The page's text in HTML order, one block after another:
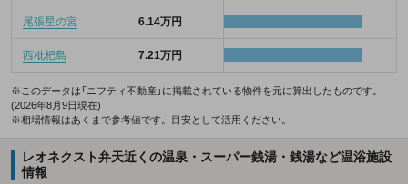
尾張星の宮 6.14万円
西枇杷島 7.21万円
※このデータは「ニフティ不動産」に掲載されている物件を元に算出したものです。
(2026年8月9日現在)
※相場情報はあくまで参考値です。目安として活用ください。
レオネクスト弁天近くの温泉・スーパー銭湯・銭湯など温浴施設
情報